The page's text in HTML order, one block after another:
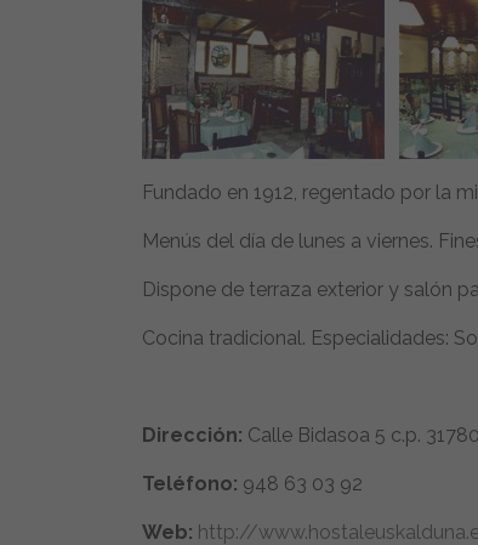
Fundado en 1912, regentado por la
Menús del día de lunes a viernes.
Dispone de terraza exterior y salón
Cocina tradicional. Especialidades:
Dirección: Calle Bidasoa 5 c.p.
Teléfono: 948 63 03 92
Web: http://